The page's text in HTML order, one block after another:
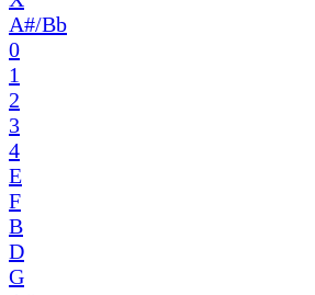
A#/Bb
0
1
2
3
4
E
F
B
D
G